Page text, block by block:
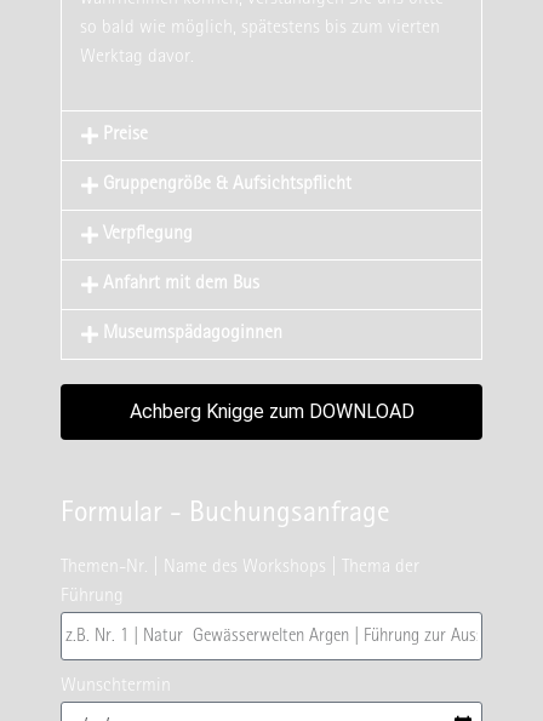
so bald wie möglich, spätestens bis zum vierten
Werktag davor.
Preise
Gruppengröße & Aufsichtspflicht
Verpflegung
Anfahrt mit dem Bus
Museumspädagoginnen
Achberg Knigge zum DOWNLOAD
Formular - Buchungsanfrage
Themen-Nr. | Name des Workshops | Thema der
Führung
Wunschtermin